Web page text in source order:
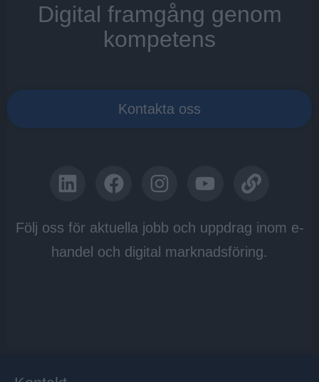
Digital framgång genom
kompetens
Kontakta oss
Följ oss för aktuella jobb och uppdrag inom e-
handel och digital marknadsföring.